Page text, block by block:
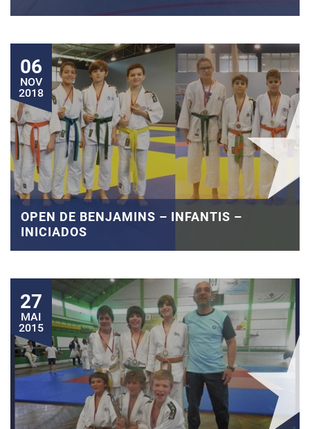
06
NOV
2018
OPEN DE BENJAMINS – INFANTIS –
INICIADOS
27
MAI
2015